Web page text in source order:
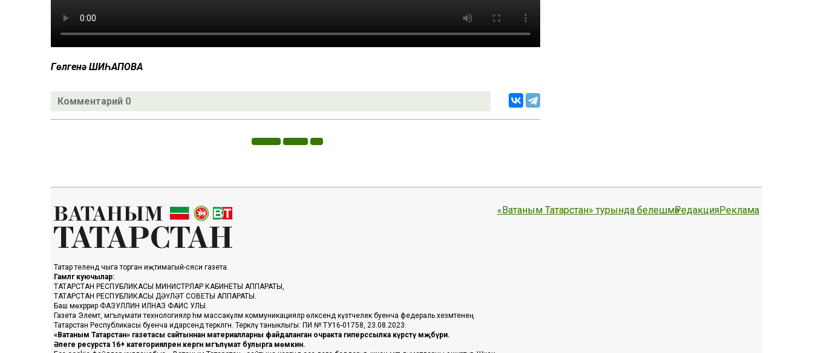
Гөлгенә ШИҺАПОВА
Комментарий 0
Татар телендә чыга торган иҗтимагый-сәяси газета.
Гамәлгә куючылар:
ТАТАРСТАН РЕСПУБЛИКАСЫ МИНИСТРЛАР КАБИНЕТЫ АППАРАТЫ,
ТАТАРСТАН РЕСПУБЛИКАСЫ ДӘҮЛӘТ СОВЕТЫ АППАРАТЫ.
Баш мөхәррир ФАЗУЛЛИН ИЛНАЗ ФАИС УЛЫ.
Газета Элемтә, мәгълүмати технологияләр һәм массакүләм коммуникацияләр өлкәсендә күзәтчелек буенча федераль хезмәтенең
Татарстан Республикасы буенча идарәсендә теркәлгән. Теркәлү таныклыгы: ПИ № ТУ16-01758, 23.08.2023.
«Ватаным Татарстан» газетасы сайтыннан материалларны файдаланган очракта гиперссылка күрсәтү мәҗбүри.
Әлеге ресурста 16+ категорияләренә кергән мәгълүмат булырга мөмкин.
«Ватаным Татарстан» турында белешмәРедакцияРеклама